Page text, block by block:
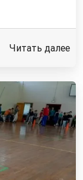
Читать далее